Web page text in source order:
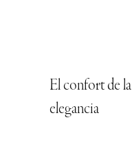
El confort de la
elegancia